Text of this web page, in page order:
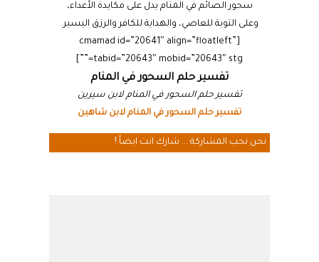
سحور الصائم في المنام يدل على مكايدة الأعداء،
وعلى التوبة للعاصي، والهداية للكافر والرزق اليسير.
[cmamad id=”20641″ align=”floatleft”
tabid=”20643″ mobid=”20643″ stg=””]
تفسير حلم السحور في المنام
تفسير حلم السحور في المنام لابن سيرين
تفسير حلم السحور في المنام لابن شاهين
نحن نحب المشاركة ... شارك انت ايضاً !